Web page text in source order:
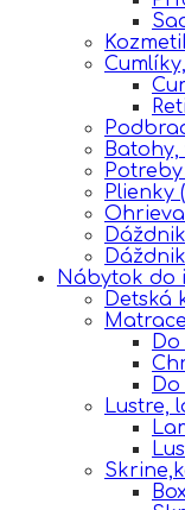
Plienky
Nábytok do
Detská
Matrace
Lustre,